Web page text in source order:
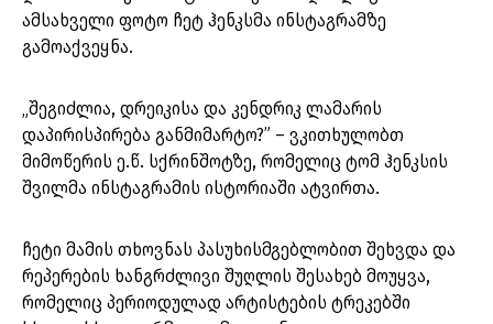
ამსახველი ფოტო ჩეტ ჰენკსმა ინსტაგრამზე
გამოაქვეყნა.
„შეგიძლია, დრეიკისა და კენდრიკ ლამარის
დაპირისპირება განმიმარტო?” – ვკითხულობთ
მიმოწერის ე.წ. სქრინშოტზე, რომელიც ტომ ჰენკსის
შვილმა ინსტაგრამის ისტორიაში ატვირთა.
ჩეტი მამის თხოვნას პასუხისმგებლობით შეხვდა და
რეპერების ხანგრძლივი შუღლის შესახებ მოუყვა,
რომელიც პერიოდულად არტისტების ტრეკებში